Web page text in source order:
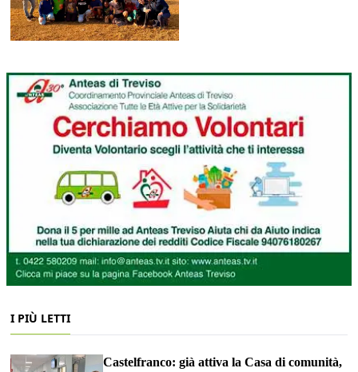
I PIÙ LETTI
Castelfranco: già attiva la Casa di comunità,